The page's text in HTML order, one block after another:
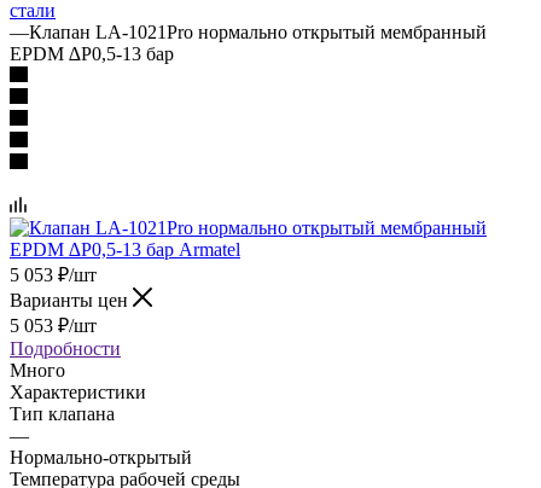
стали
—Клапан LA-1021Pro нормально открытый мембранный
EPDM ∆P0,5-13 бар
5 053 ₽/шт
Варианты цен
5 053 ₽/шт
Подробности
Много
Характеристики
Тип клапана
—
Нормально-открытый
Температура рабочей среды